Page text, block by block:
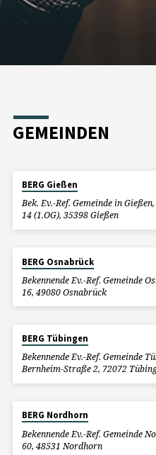
GEMEINDEN
BERG Gießen
Bek. Ev.-Ref. Gemeinde in
14 (1.OG), 35398 Gießen
BERG Osnabrück
Bekennende Ev.-Ref. Gemeinde
16, 49080 Osnabrück
BERG Tübingen
Bekennende Ev.-Ref. Gemeinde
Bernheim-Straße 2, 72072
BERG Nordhorn
Bekennende Ev.-Ref. Gemeinde
60, 48531 Nordhorn